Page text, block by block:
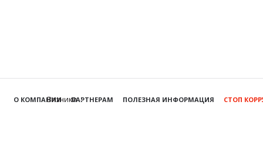
Вязники
О КОМПАНИИ ПАРТНЕРАМ ПОЛЕЗНАЯ ИНФОРМАЦИЯ СТОП